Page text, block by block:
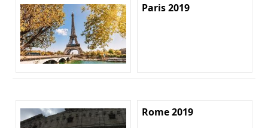
Paris 2019
Rome 2019